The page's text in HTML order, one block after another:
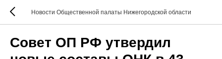
Новости Общественной палаты Нижегородской области
Совет ОП РФ утвердил